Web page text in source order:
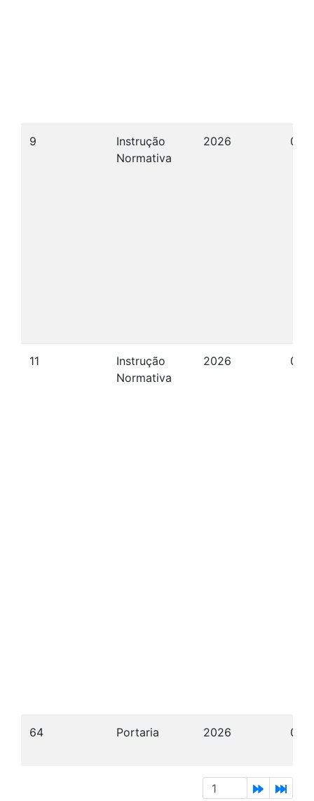
9
Instrução
Normativa
2026 08/
11
Instrução
Normativa
2026 08/
64 Portaria 2026 08/